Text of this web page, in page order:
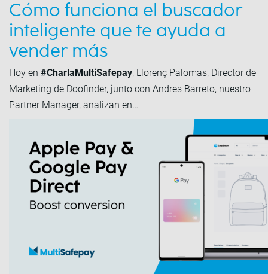
Cómo funciona el buscador
inteligente que te ayuda a
vender más
Hoy en #CharlaMultiSafepay, Llorenç Palomas, Director de
Marketing de Doofinder, junto con Andres Barreto, nuestro
Partner Manager, analizan en…